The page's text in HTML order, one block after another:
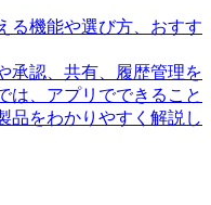
る機能や選び方、おすす
承認、共有、履歴管理を
は、アプリでできること
品をわかりやすく解説し